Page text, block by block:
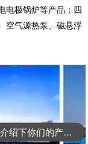
电极锅炉等产品；四
空气源热泵、磁悬浮
可以介绍下你们的产品么